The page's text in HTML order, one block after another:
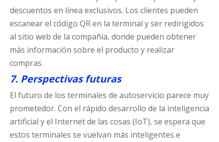
descuentos en línea exclusivos. Los clientes pueden
escanear el código QR en la terminal y ser redirigidos
al sitio web de la compañía, donde pueden obtener
más información sobre el producto y realizar
compras.
7. Perspectivas futuras
El futuro de los terminales de autoservicio parece muy
prometedor. Con el rápido desarrollo de la inteligencia
artificial y el Internet de las cosas (IoT), se espera que
estos terminales se vuelvan más inteligentes e